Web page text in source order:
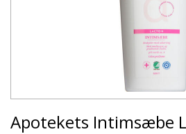
Apotekets Intimsæbe